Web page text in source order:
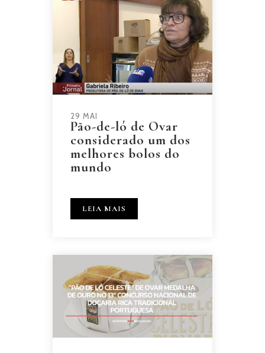
29 MAI
Pão-de-ló de Ovar
considerado um dos
melhores bolos do
mundo
LEIA MAIS